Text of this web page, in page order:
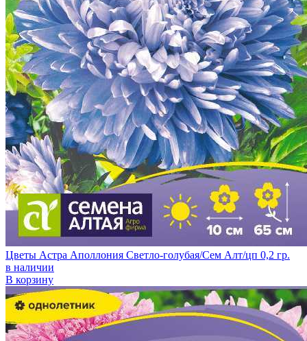
Цветы Астра Аполлония Светло-голубая/Сем Алт/цп 0,2 гр.
в наличии
В корзину